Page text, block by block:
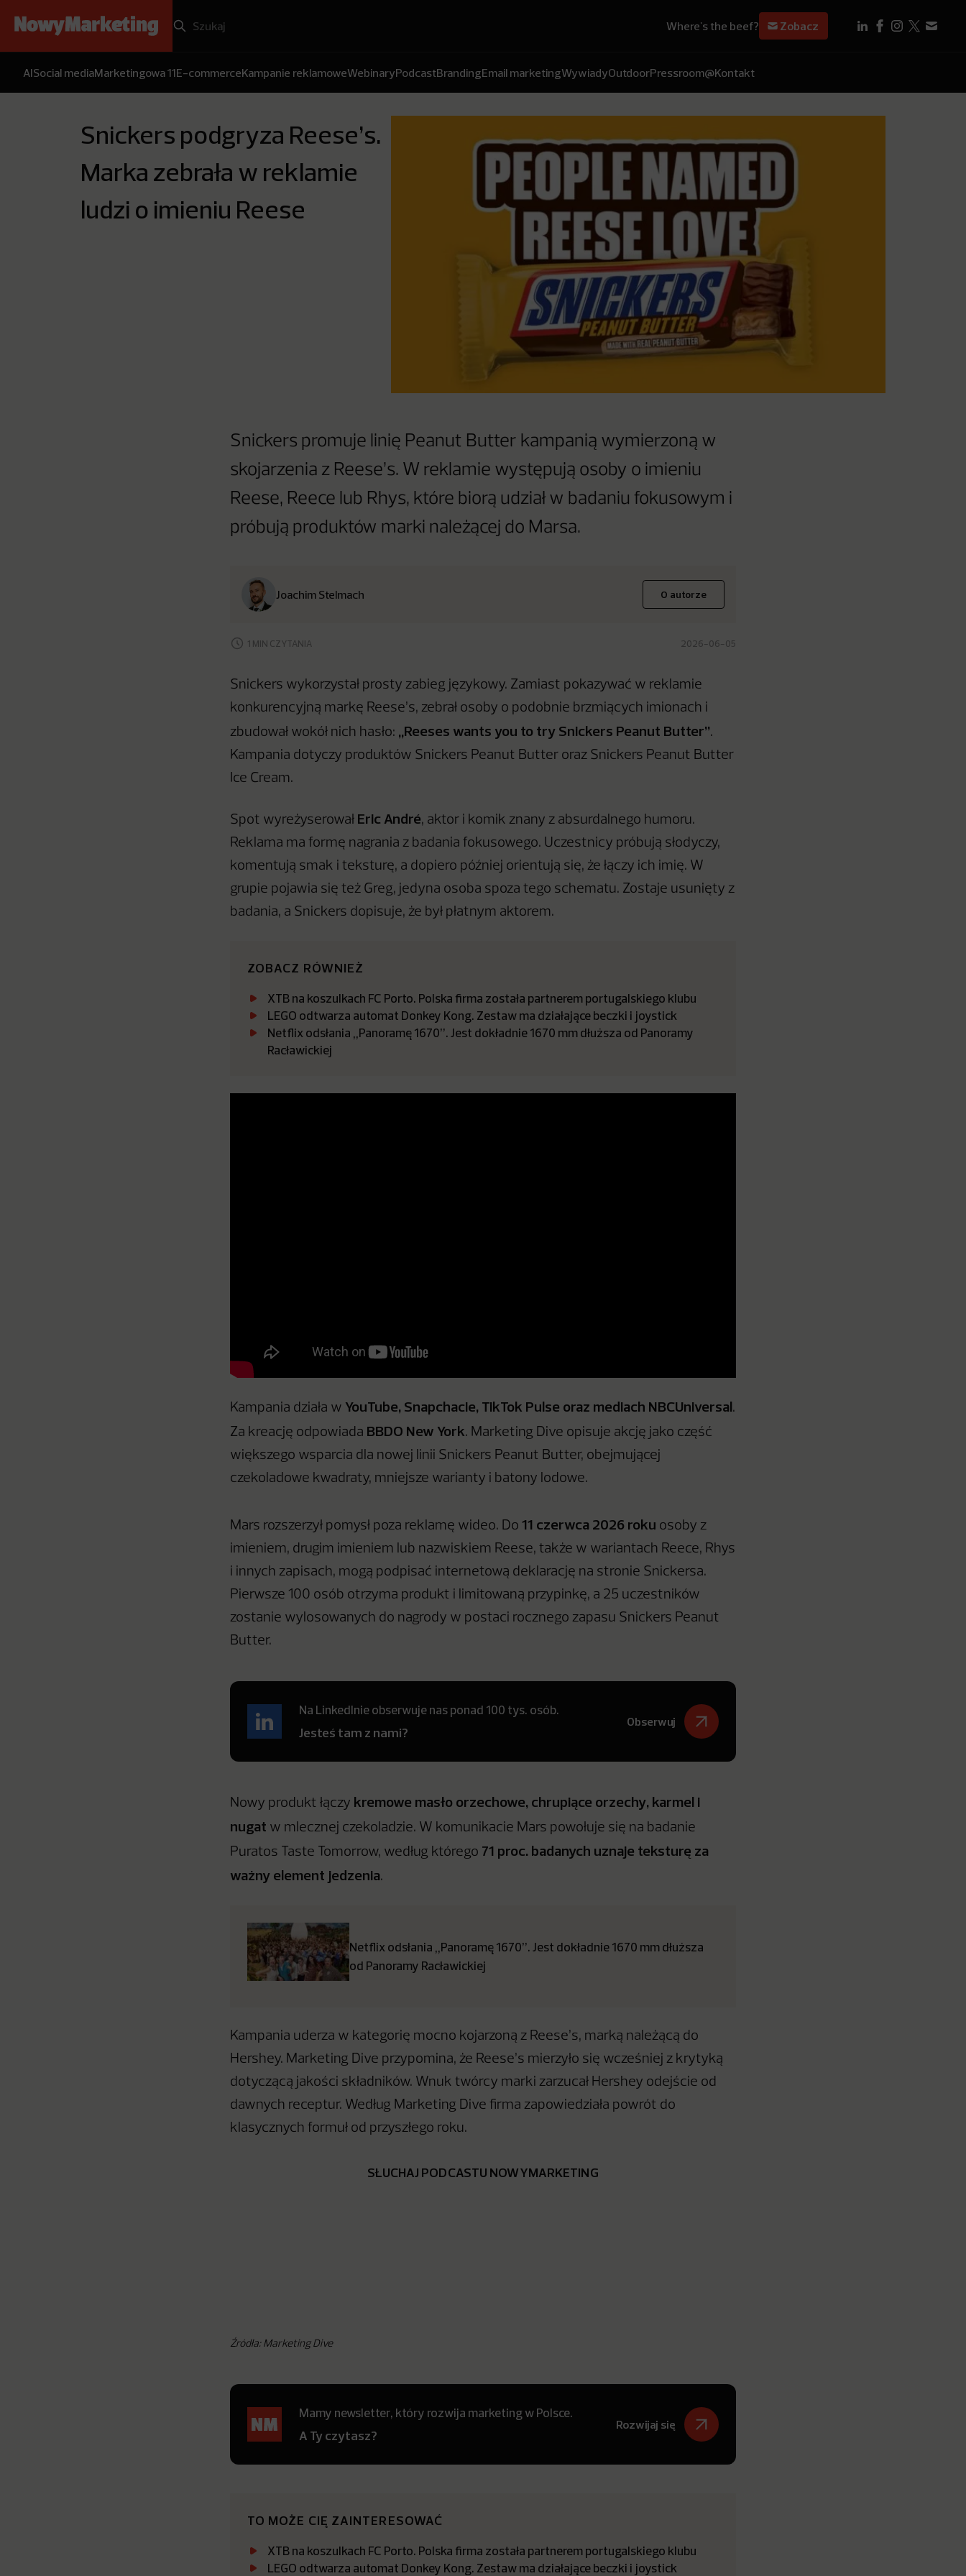
Where's the beef? Zobacz
AISocial mediaMarketingowa 11E-commerceKampanie reklamoweWebinaryPodcastBrandingEmail marketingWywiadyOutdoorPressroom@Kontakt
Snickers podgryza Reese’s.
Marka zebrała w reklamie
ludzi o imieniu Reese
Snickers promuje linię Peanut Butter kampanią wymierzoną w
skojarzenia z Reese’s. W reklamie występują osoby o imieniu
Reese, Reece lub Rhys, które biorą udział w badaniu fokusowym i
próbują produktów marki należącej do Marsa.
Joachim Stelmach O autorze
1 MIN CZYTANIA 2026-06-05
Snickers wykorzystał prosty zabieg językowy. Zamiast pokazywać w reklamie
konkurencyjną markę Reese’s, zebrał osoby o podobnie brzmiących imionach i
zbudował wokół nich hasło: „Reeses wants you to try Snickers Peanut Butter”.
Kampania dotyczy produktów Snickers Peanut Butter oraz Snickers Peanut Butter
Ice Cream.
Spot wyreżyserował Eric André, aktor i komik znany z absurdalnego humoru.
Reklama ma formę nagrania z badania fokusowego. Uczestnicy próbują słodyczy,
komentują smak i teksturę, a dopiero później orientują się, że łączy ich imię. W
grupie pojawia się też Greg, jedyna osoba spoza tego schematu. Zostaje usunięty z
badania, a Snickers dopisuje, że był płatnym aktorem.
ZOBACZ RÓWNIEŻ
XTB na koszulkach FC Porto. Polska firma została partnerem portugalskiego klubu
LEGO odtwarza automat Donkey Kong. Zestaw ma działające beczki i joystick
Netflix odsłania „Panoramę 1670”. Jest dokładnie 1670 mm dłuższa od Panoramy
Racławickiej
Kampania działa w YouTube, Snapchacie, TikTok Pulse oraz mediach NBCUniversal.
Za kreację odpowiada BBDO New York. Marketing Dive opisuje akcję jako część
większego wsparcia dla nowej linii Snickers Peanut Butter, obejmującej
czekoladowe kwadraty, mniejsze warianty i batony lodowe.
Mars rozszerzył pomysł poza reklamę wideo. Do 11 czerwca 2026 roku osoby z
imieniem, drugim imieniem lub nazwiskiem Reese, także w wariantach Reece, Rhys
i innych zapisach, mogą podpisać internetową deklarację na stronie Snickersa.
Pierwsze 100 osób otrzyma produkt i limitowaną przypinkę, a 25 uczestników
zostanie wylosowanych do nagrody w postaci rocznego zapasu Snickers Peanut
Butter.
Na LinkedInie obserwuje nas ponad 100 tys. osób.
Jesteś tam z nami?
Obserwuj
Nowy produkt łączy kremowe masło orzechowe, chrupiące orzechy, karmel i
nugat w mlecznej czekoladzie. W komunikacie Mars powołuje się na badanie
Puratos Taste Tomorrow, według którego 71 proc. badanych uznaje teksturę za
ważny element jedzenia.
Netflix odsłania „Panoramę 1670”. Jest dokładnie 1670 mm dłuższa
od Panoramy Racławickiej
Kampania uderza w kategorię mocno kojarzoną z Reese’s, marką należącą do
Hershey. Marketing Dive przypomina, że Reese’s mierzyło się wcześniej z krytyką
dotyczącą jakości składników. Wnuk twórcy marki zarzucał Hershey odejście od
dawnych receptur. Według Marketing Dive firma zapowiedziała powrót do
klasycznych formuł od przyszłego roku.
SŁUCHAJ PODCASTU NOWYMARKETING
Źródła: Marketing Dive
Mamy newsletter, który rozwija marketing w Polsce.
A Ty czytasz?
Rozwijaj się
TO MOŻE CIĘ ZAINTERESOWAĆ
XTB na koszulkach FC Porto. Polska firma została partnerem portugalskiego klubu
LEGO odtwarza automat Donkey Kong. Zestaw ma działające beczki i joystick